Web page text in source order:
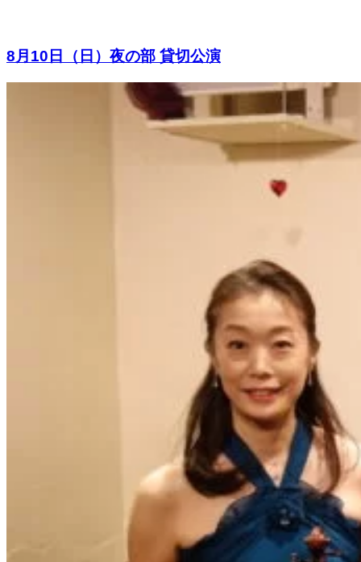
8月10日（日）夜の部 貸切公演